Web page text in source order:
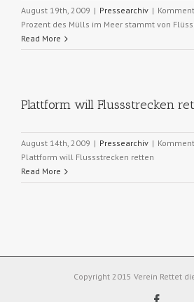
August 19th, 2009 | Pressearchiv |
Prozent des Mülls im Meer stammt von
Read More
Plattform will Flussstrecken
August 14th, 2009 | Pressearchiv |
Plattform will Flussstrecken retten
Read More
Copyright 2015 Verein Rettet